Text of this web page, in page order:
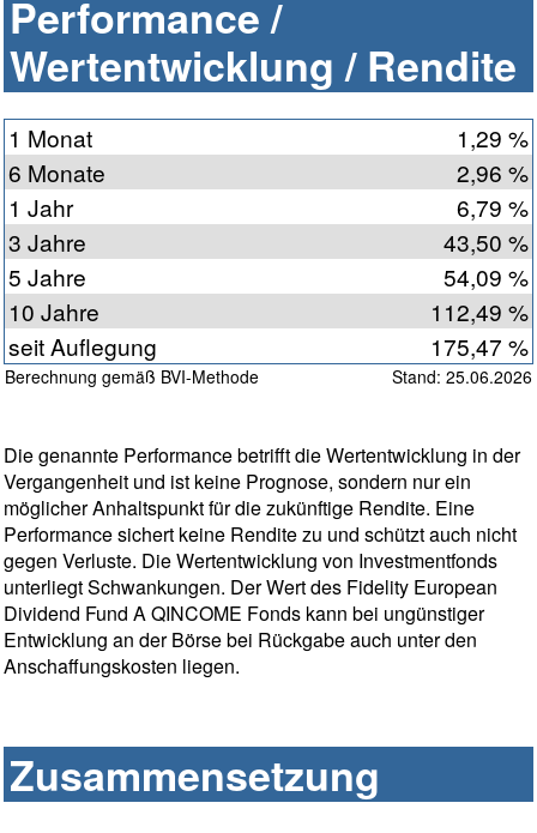
Performance /
Wertentwicklung / Rendite
1 Monat
1,29 %
6 Monate
2,96 %
1 Jahr
6,79 %
3 Jahre
43,50 %
5 Jahre
54,09 %
10 Jahre
112,49 %
seit Auflegung
175,47 %
Berechnung gemäß BVI-Methode Stand: 25.06.2026
Die genannte Performance betrifft die Wertentwicklung in der
Vergangenheit und ist keine Prognose, sondern nur ein
möglicher Anhaltspunkt für die zukünftige Rendite. Eine
Performance sichert keine Rendite zu und schützt auch nicht
gegen Verluste. Die Wertentwicklung von Investmentfonds
unterliegt Schwankungen. Der Wert des Fidelity European
Dividend Fund A QINCOME Fonds kann bei ungünstiger
Entwicklung an der Börse bei Rückgabe auch unter den
Anschaffungskosten liegen.
Zusammensetzung